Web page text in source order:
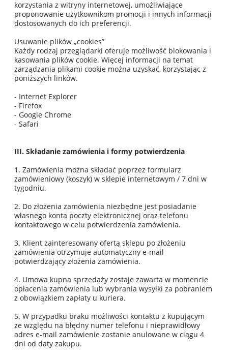
korzystania z witryny internetowej, umożliwiające
proponowanie użytkownikom promocji i innych informacji
dostosowanych do ich preferencji.
Usuwanie plików „cookies”
Każdy rodzaj przeglądarki oferuje możliwość blokowania i
kasowania plików cookie. Więcej informacji na temat
zarządzania plikami cookie można uzyskać, korzystając z
poniższych linków.
- Internet Explorer
- Firefox
- Google Chrome
- Safari
III. Składanie zamówienia i formy potwierdzenia
1. Zamówienia można składać poprzez formularz
zamówieniowy (koszyk) w sklepie internetowym / 7 dni w
tygodniu,
2. Do złożenia zamówienia niezbędne jest posiadanie
własnego konta poczty elektronicznej oraz telefonu
kontaktowego w celu potwierdzenia zamówienia.
3. Klient zainteresowany ofertą sklepu po złożeniu
zamówienia otrzymuje automatyczny e-mail
potwierdzający złożenia zamówienia.
4. Umowa kupna sprzedaży zostaje zawarta w momencie
opłacenia zamówienia lub wybrania wysyłki za pobraniem
z obowiązkiem zapłaty u kuriera.
5. W przypadku braku możliwości kontaktu z kupującym
ze względu na błędny numer telefonu i nieprawidłowy
adres e-mail zamówienie zostanie anulowane w ciągu 4
dni od daty zakupu.